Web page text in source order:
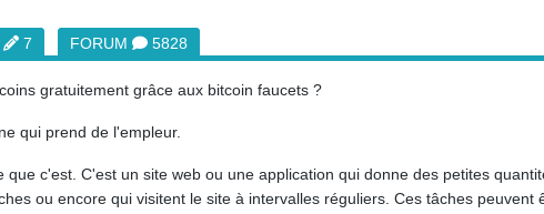
7 FORUM 5828
gratuitement grâce aux bitcoin faucets ?
qui prend de l'empleur.
c'est. C'est un site web ou une application qui donne des petites
ou encore qui visitent le site à intervalles réguliers. Ces tâches peuvent